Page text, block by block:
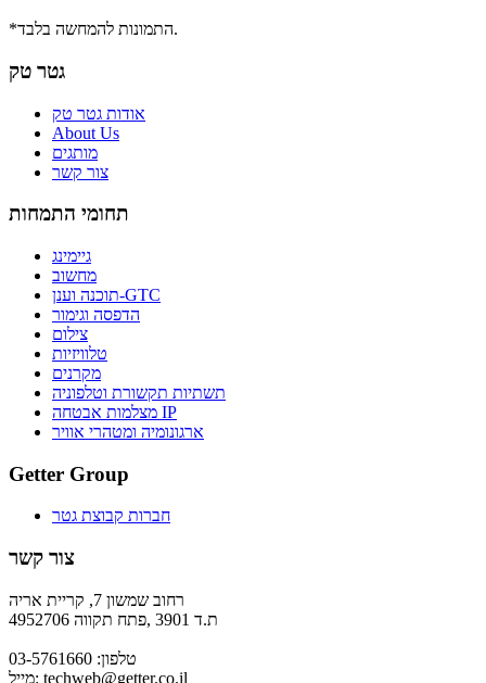
*התמונות להמחשה בלבד.
גטר טק
אודות גטר טק
About Us
מותגים
צור קשר
תחומי התמחות
גיימינג
מחשוב
תוכנה וענן-GTC
הדפסה וגימור
צילום
טלוויזיות
מקרנים
תשתיות תקשורת וטלפוניה
מצלמות אבטחה IP
ארגונומיה ומטהרי אוויר
Getter Group
חברות קבוצת גטר
צור קשר
רחוב שמשון 7, קריית אריה
ת.ד 3901 ,פתח תקווה 4952706
טלפון: 03-5761660
מייל: techweb@getter.co.il